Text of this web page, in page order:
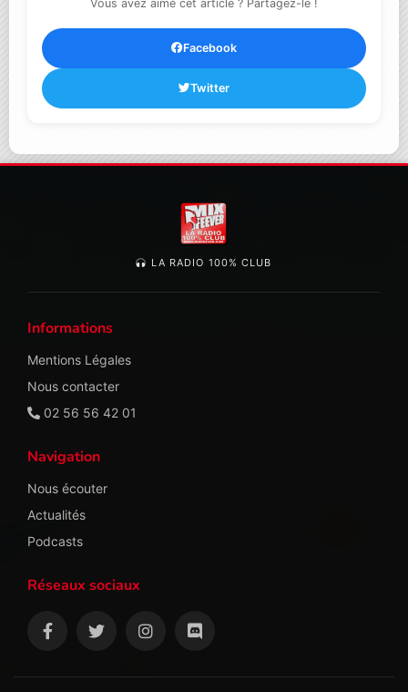
Vous avez aimé cet article ? Partagez-le !
Facebook
Twitter
LA RADIO 100% CLUB
Informations
Mentions Légales
Nous contacter
02 56 56 42 01
Navigation
Nous écouter
Actualités
Podcasts
Réseaux sociaux